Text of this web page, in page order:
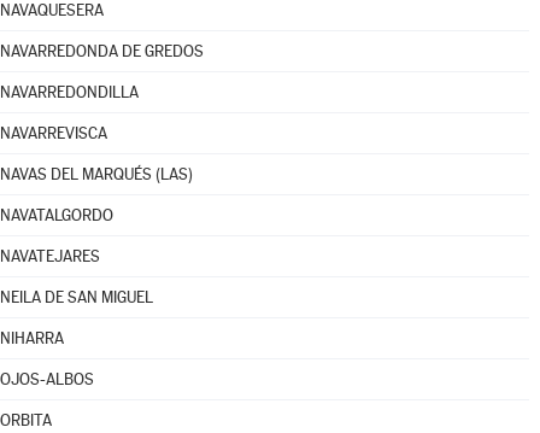
NAVAQUESERA
NAVARREDONDA DE GREDOS
NAVARREDONDILLA
NAVARREVISCA
NAVAS DEL MARQUÉS (LAS)
NAVATALGORDO
NAVATEJARES
NEILA DE SAN MIGUEL
NIHARRA
OJOS-ALBOS
ORBITA